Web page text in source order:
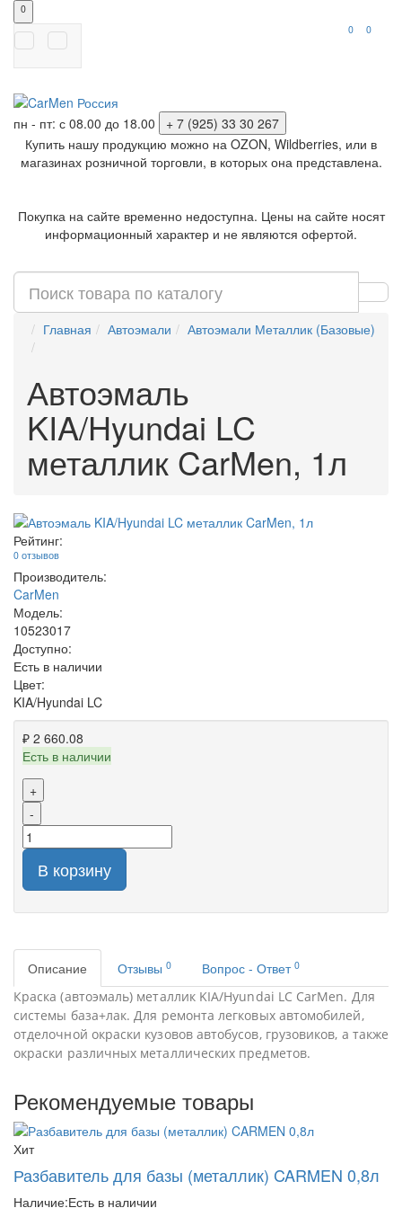
0
0
0
пн - пт: с 08.00 до 18.00
+ 7 (925) 33 30 267
Купить нашу продукцию можно на OZON, Wildberries, или в
магазинах розничной торговли, в которых она представлена.
Покупка на сайте временно недоступна. Цены на сайте носят
информационный характер и не являются офертой.
Главная Автоэмали Автоэмали Металлик (Базовые)
Автоэмаль
KIA/Hyundai LC
металлик CarMen, 1л
Рейтинг:
0 отзывов
Производитель:
CarMen
Модель:
10523017
Доступно:
Есть в наличии
Цвет:
KIA/Hyundai LC
₽ 2 660.08
Есть в наличии
+
-
В корзину
Описание Отзывы 0 Вопрос - Ответ 0
Краска (автоэмаль) металлик KIA/Hyundai LC CarMen. Для
системы база+лак. Для ремонта легковых автомобилей,
отделочной окраски кузовов автобусов, грузовиков, а также
окраски различных металлических предметов.
Рекомендуемые товары
Хит
Разбавитель для базы (металлик) CARMEN 0,8л
Наличие:Есть в наличии